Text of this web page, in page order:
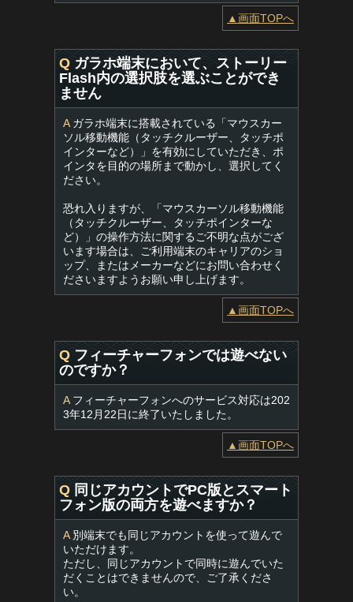
▲画面TOPへ
Q ガラホ端末において、ストーリー
Flash内の選択肢を選ぶことができ
ません
Aガラホ端末に搭載されている「マウスカー
ソル移動機能（タッチクルーザー、タッチポ
インターなど）」を有効にしていただき、ポ
インタを目的の場所まで動かし、選択してく
ださい。
恐れ入りますが、「マウスカーソル移動機能
（タッチクルーザー、タッチポインターな
ど）」の操作方法に関するご不明な点がござ
います場合は、ご利用端末のキャリアのショ
ップ、またはメーカーなどにお問い合わせく
ださいますようお願い申し上げます。
▲画面TOPへ
Q フィーチャーフォンでは遊べない
のですか？
Aフィーチャーフォンへのサービス対応は202
3年12月22日に終了いたしました。
▲画面TOPへ
Q 同じアカウントでPC版とスマート
フォン版の両方を遊べますか？
A別端末でも同じアカウントを使って遊んで
いただけます。
ただし、同じアカウントで同時に遊んでいた
だくことはできませんので、ご了承くださ
い。